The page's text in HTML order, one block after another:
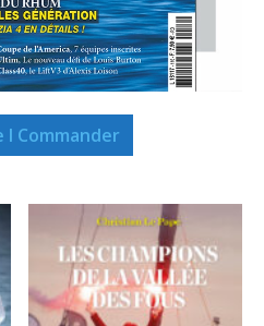
I Commander